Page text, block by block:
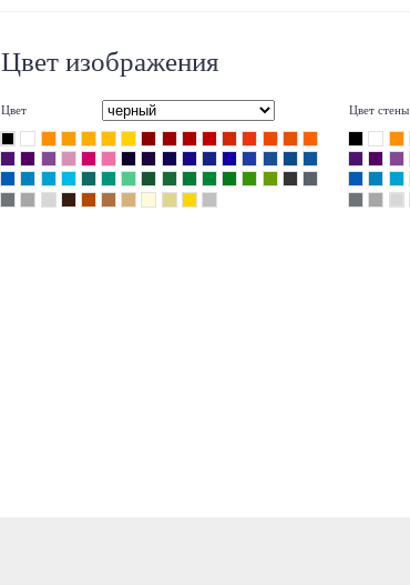
Цвет изображения
Цвет Цвет стены